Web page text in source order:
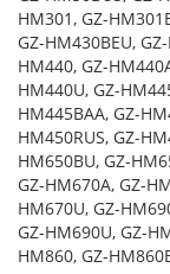
HM301, GZ-
GZ-HM430BEU,
HM440, GZ-
HM440U, GZ-
HM445BAA, GZ-
HM450RUS, GZ-
HM650BU, GZ-
GZ-HM670A, GZ-
HM670U, GZ-
GZ-HM690U, GZ-
HM860, GZ-